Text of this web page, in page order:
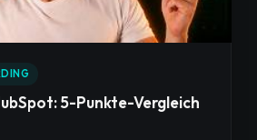
5-Punkte-Vergleich